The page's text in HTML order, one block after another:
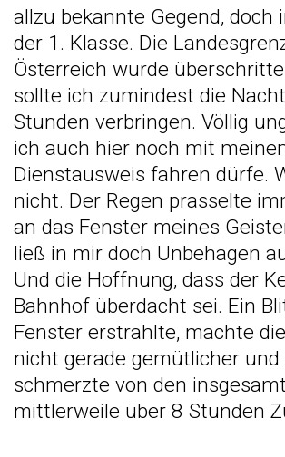
allzu bekannte Gegend, doch
der 1. Klasse. Die
Österreich wurde
sollte ich zumindest die
Stunden verbringen. Völlig
ich auch hier noch mit
Dienstausweis fahren dürfe.
nicht. Der Regen prasselte
an das Fenster meines
ließ in mir doch Unbehagen
Und die Hoffnung, dass der
Bahnhof überdacht sei. Ein
Fenster erstrahlte, machte
nicht gerade gemütlicher
schmerzte von den insgesamt
mittlerweile über 8 Stunden